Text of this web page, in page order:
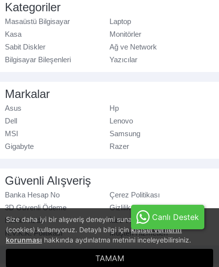
Size daha iyi bir alışveriş deneyimi sunabilmek için, çerezler
(cookies) kullanıyoruz. Detaylı bilgi için kişisel verilerin
korunması hakkında aydınlatma metnini inceleyebilirsiniz.
TAMAM
Kategoriler
Masaüstü Bilgisayar
Laptop
Kasa
Monitörler
Sabit Diskler
Ağ ve Network
Bilgisayar Bileşenleri
Yazıcılar
Markalar
Asus
Hp
Dell
Lenovo
MSI
Samsung
Gigabyte
Razer
Güvenli Alışveriş
Banka Hesap No
Çerez Politikası
3D Güvenli Ödeme
Gizlilik Politikası
Hakkımızda
İade ve Değişim
K.V.K.K. Politikası
Müşteri Hizmetleri
© azaraks.com.tr - Tüm hakları saklıdır.
Canlı Destek